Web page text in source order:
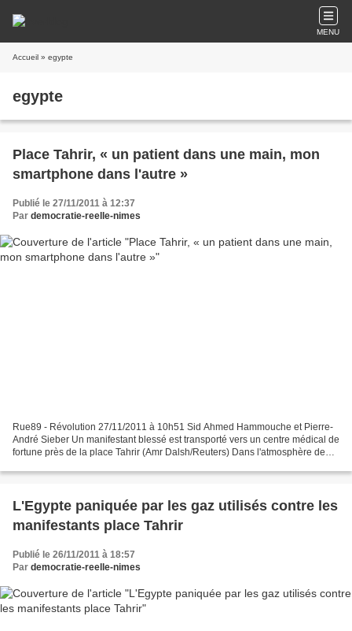
MENU
Accueil » egypte
egypte
Place Tahrir, « un patient dans une main, mon
smartphone dans l'autre »
Publié le 27/11/2011 à 12:37
Par democratie-reelle-nimes
Rue89 - Révolution 27/11/2011 à 10h51 Sid Ahmed Hammouche et Pierre-
André Sieber Un manifestant blessé est transporté vers un centre médical de
fortune près de la place Tahrir (Amr Dalsh/Reuters) Dans l'atmosphère de
L'Egypte paniquée par les gaz utilisés contre les
manifestants place Tahrir
Publié le 26/11/2011 à 18:57
Par democratie-reelle-nimes